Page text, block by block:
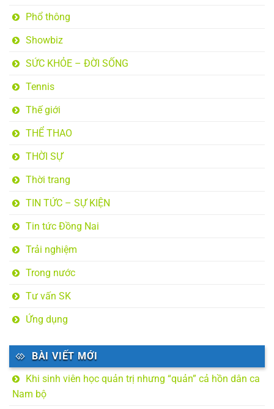
Phổ thông
Showbiz
SỨC KHỎE – ĐỜI SỐNG
Tennis
Thế giới
THỂ THAO
THỜI SỰ
Thời trang
TIN TỨC – SỰ KIỆN
Tin tức Đồng Nai
Trải nghiệm
Trong nước
Tư vấn SK
Ứng dụng
BÀI VIẾT MỚI
Khi sinh viên học quản trị nhưng “quản” cả hồn dân ca
Nam bộ